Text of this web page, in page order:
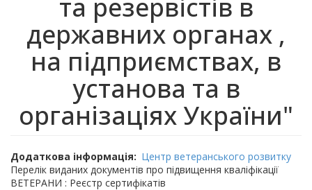
та резервістів в
державних органах ,
на підприємствах, в
установа та в
організаціях України"
Додаткова інформація
Центр ветеранського розвитку
Перелік виданих документів про підвищення кваліфікації
ВЕТЕРАНИ : Реєстр сертифікатів